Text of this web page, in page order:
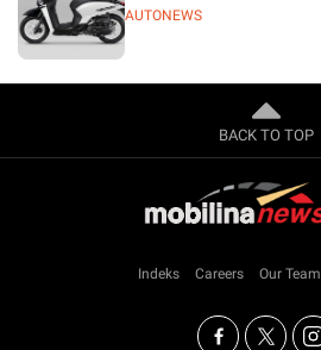
AUTONEWS
BACK TO TOP
Indeks Careers Our Team